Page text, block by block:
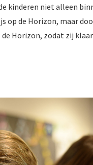
kinderen niet alleen
op de Horizon, maar
Horizon, zodat zij